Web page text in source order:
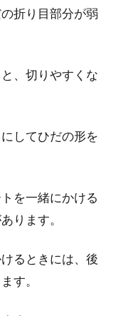
折り目部分が弱
、切りやすくな
してひだの形を
を一緒にかける
ります。
るときには、後
す。